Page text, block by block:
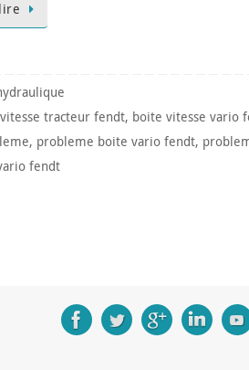
tracteur fendt, boite vitesse vario
, probleme boite vario fendt,
fendt